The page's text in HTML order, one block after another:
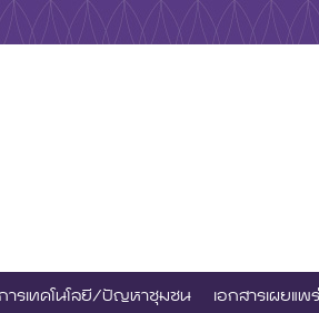
ถาบันวิจัย
ารเทคโนโลยี/ปัญหาชุมชน
เอกสารเผยแพร่